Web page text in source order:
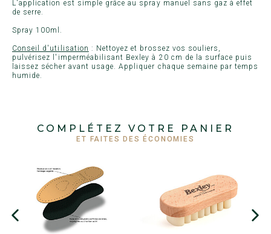
L'application est simple grâce au spray manuel sans gaz à effet
de serre.
Spray 100ml.
Conseil d'utilisation : Nettoyez et brossez vos souliers,
pulvérisez l'imperméabilisant Bexley à 20 cm de la surface puis
laissez sécher avant usage. Appliquer chaque semaine par temps
humide.
COMPLÉTEZ VOTRE PANIER
ET FAITES DES ÉCONOMIES